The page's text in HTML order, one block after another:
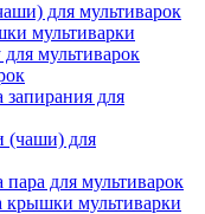
для мультиварок
мультиварки
мультиварок
запирания для
(чаши) для
для мультиварок
крышки мультиварки